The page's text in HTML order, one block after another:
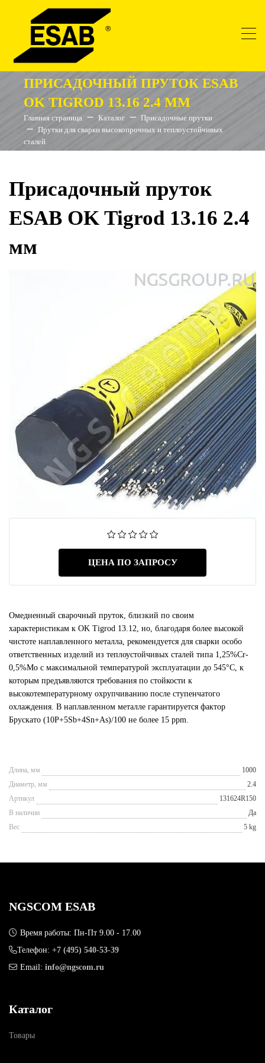
ПРИСАДОЧНЫЙ ПРУТОК ESAB
OK TIGROD 13.16 2.4 ММ
Главная страница Каталог
Присадочные прутки
Прутки для сварки высокопрочных и теплоустойчивых
сталей
Присадочный пруток
ESAB OK Tigrod 13.16 2.4
мм
ЦЕНА ПО ЗАПРОСУ
Омедненный сварочный пруток, близкий по своим
характеристикам к OK Tigrod 13.12, но, благодаря более высокой
чистоте наплавленного металла, рекомендуется для сварки особо
ответственных изделий из теплоустойчивых сталей типа 1,25%Cr-
0,5%Mo с максимальной температурой эксплуатации до 545°С, к
которым предъявляются требования по стойкости к
высокотемпературному охрупчиванию после ступенчатого
охлаждения. В наплавленном металле гарантируется фактор
Брускато (10P+5Sb+4Sn+As)/100 не более 15 ppm.
Длина, мм
1000
Диаметр, мм
2.4
Артикул
131624R150
В наличии
Да
Вес
5 kg
NGSCOM ESAB
Время работы: Пн-Пт 9.00 - 17.00
Телефон: +7 (495) 540-53-39
Email: info@ngscom.ru
Каталог
Товары